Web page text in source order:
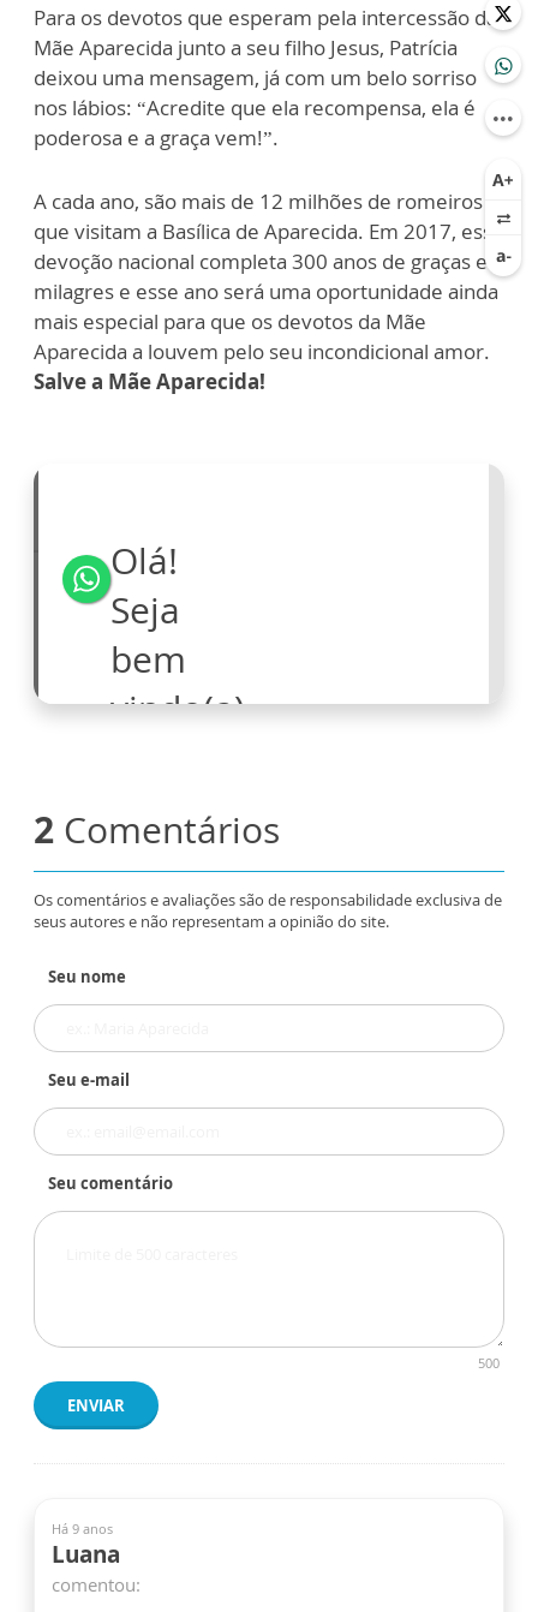
Para os devotos que esperam pela intercessão da
Mãe Aparecida junto a seu filho Jesus, Patrícia
deixou uma mensagem, já com um belo sorriso
nos lábios: “Acredite que ela recompensa, ela é
poderosa e a graça vem!”.
A cada ano, são mais de 12 milhões de romeiros
que visitam a Basílica de Aparecida. Em 2017, essa
devoção nacional completa 300 anos de graças e
milagres e esse ano será uma oportunidade ainda
mais especial para que os devotos da Mãe
Aparecida a louvem pelo seu incondicional amor.
Salve a Mãe Aparecida!
2 Comentários
Os comentários e avaliações são de responsabilidade exclusiva de
seus autores e não representam a opinião do site.
Seu nome
Seu e-mail
Seu comentário
500
ENVIAR
Há 9 anos
Luana
comentou: